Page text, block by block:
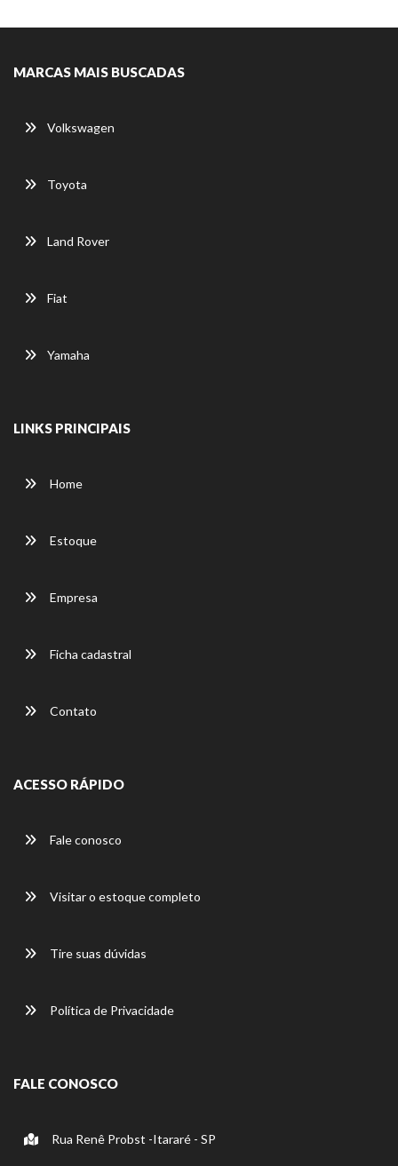
MARCAS MAIS BUSCADAS
Volkswagen
Toyota
Land Rover
Fiat
Yamaha
LINKS PRINCIPAIS
Home
Estoque
Empresa
Ficha cadastral
Contato
ACESSO RÁPIDO
Fale conosco
Visitar o estoque completo
Tire suas dúvidas
Política de Privacidade
FALE CONOSCO
Rua Renê Probst -Itararé - SP